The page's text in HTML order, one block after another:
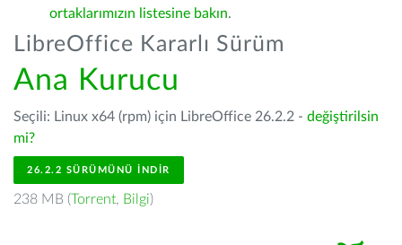
ortaklarımızın listesine bakın.
LibreOffice Kararlı Sürüm
Ana Kurucu
Seçili: Linux x64 (rpm) için LibreOffice 26.2.2 - değiştirilsin
mi?
26.2.2 SÜRÜMÜNÜ İNDIR
238 MB (Torrent, Bilgi)